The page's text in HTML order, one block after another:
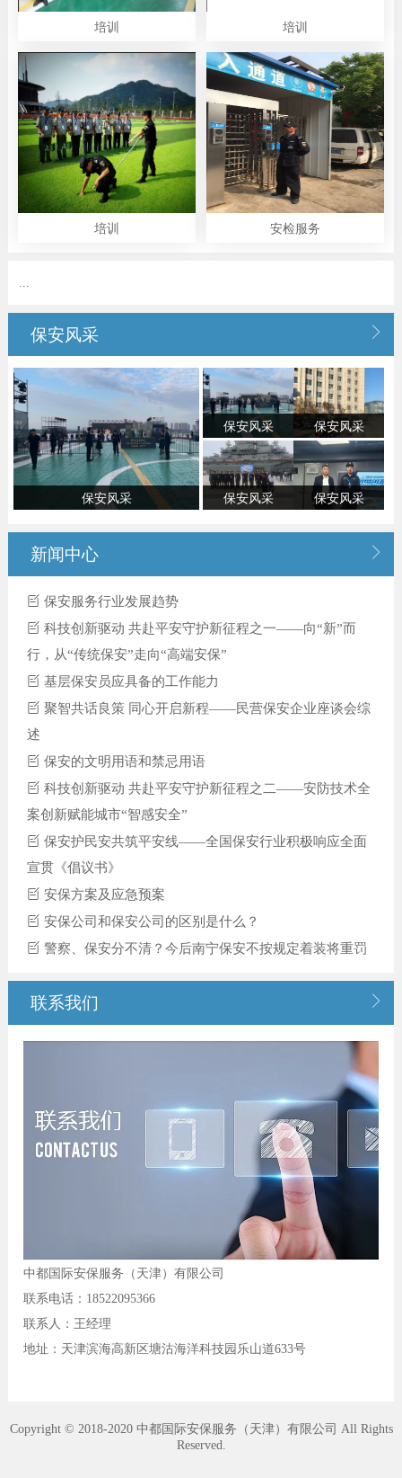
培训 培训
培训 安检服务
保安风采 
保安风采
保安风采 保安风采
保安风采 保安风采
新闻中心 
保安服务行业发展趋势
科技创新驱动 共赴平安守护新征程之一——向“新”而
行，从“传统保安”走向“高端安保”
基层保安员应具备的工作能力
聚智共话良策 同心开启新程——民营保安企业座谈会综
述
保安的文明用语和禁忌用语
科技创新驱动 共赴平安守护新征程之二——安防技术全
案创新赋能城市“智感安全”
保安护民安共筑平安线——全国保安行业积极响应全面
宣贯《倡议书》
安保方案及应急预案
安保公司和保安公司的区别是什么？
警察、保安分不清？今后南宁保安不按规定着装将重罚
联系我们 
中都国际安保服务（天津）有限公司
联系电话：18522095366
联系人：王经理
地址：天津滨海高新区塘沽海洋科技园乐山道633号
Copyright © 2018-2020 中都国际安保服务（天津）有限公司 All Rights
Reserved.